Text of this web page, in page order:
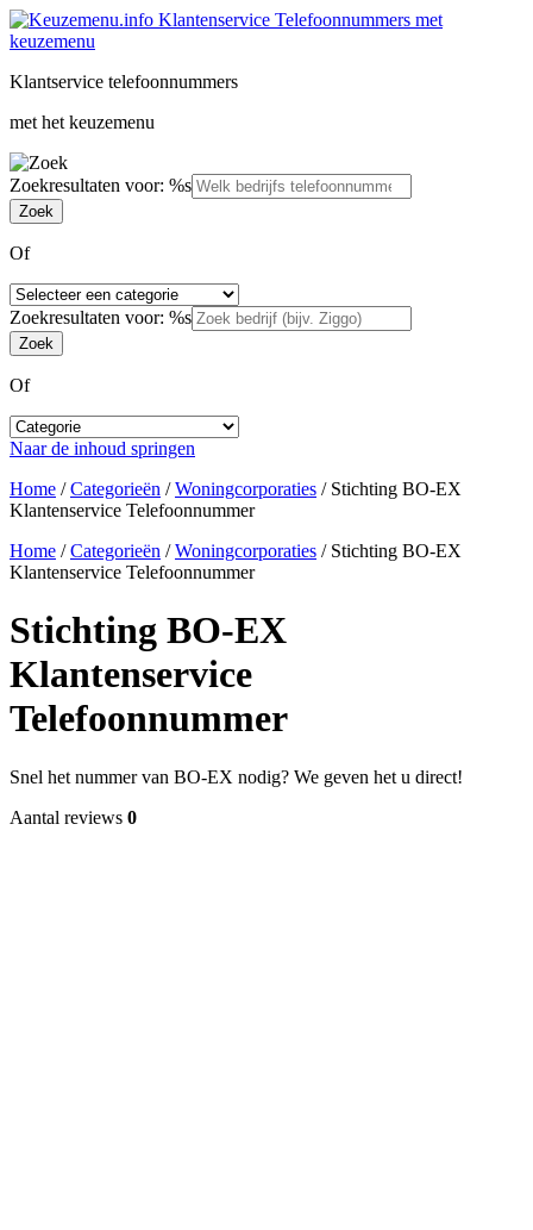
Klantservice telefoonnummers
met het keuzemenu
Zoekresultaten voor: %s
Of
Zoekresultaten voor: %s
Of
Naar de inhoud springen
Home /Categorieën /Woningcorporaties / Stichting BO-EX
Klantenservice Telefoonnummer
Home /Categorieën /Woningcorporaties / Stichting BO-EX
Klantenservice Telefoonnummer
Stichting BO-EX
Klantenservice
Telefoonnummer
Snel het nummer van BO-EX nodig? We geven het u direct!
Aantal reviews 0